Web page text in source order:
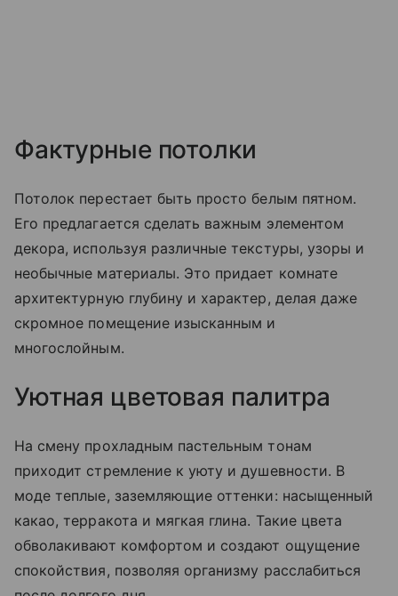
Фактурные потолки
Потолок перестает быть просто белым пятном.
Его предлагается сделать важным элементом
декора, используя различные текстуры, узоры и
необычные материалы. Это придает комнате
архитектурную глубину и характер, делая даже
скромное помещение изысканным и
многослойным.
Уютная цветовая палитра
На смену прохладным пастельным тонам
приходит стремление к уюту и душевности. В
моде теплые, заземляющие оттенки: насыщенный
какао, терракота и мягкая глина. Такие цвета
обволакивают комфортом и создают ощущение
спокойствия, позволяя организму расслабиться